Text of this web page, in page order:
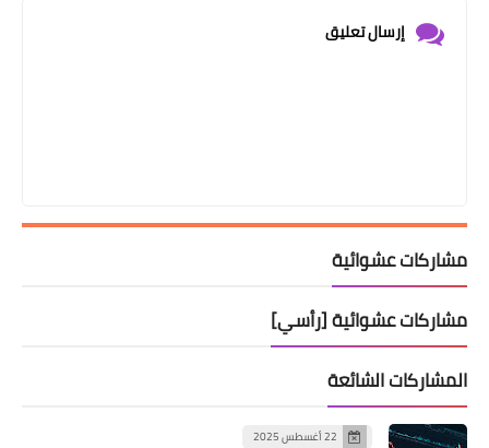
إرسال تعليق
مشاركات عشوائية
مشاركات عشوائية [رأسي]
المشاركات الشائعة
22 أغسطس 2025